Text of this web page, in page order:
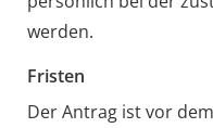
werden.
Fristen
Der Antrag ist vor